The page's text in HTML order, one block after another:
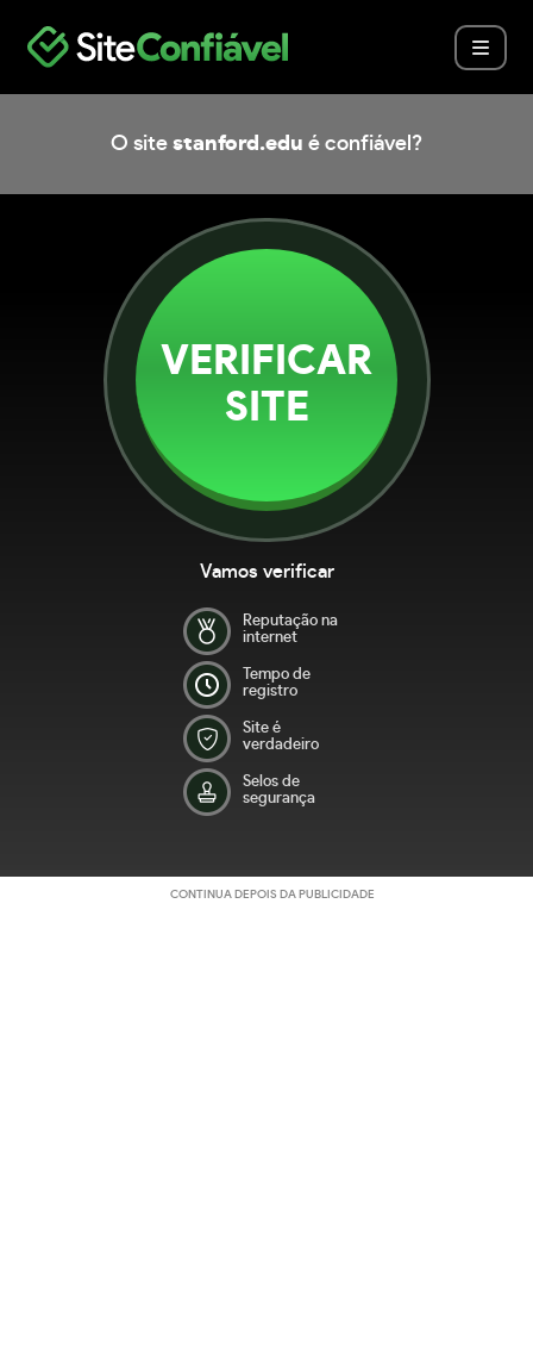
O site stanford.edu é confiável?
VERIFICAR
SITE
Vamos verificar
Reputação na
internet
Tempo de
registro
Site é
verdadeiro
Selos de
segurança
CONTINUA DEPOIS DA PUBLICIDADE